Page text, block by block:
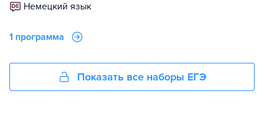
немецкий язык
1 программа
Показать все наборы ЕГЭ